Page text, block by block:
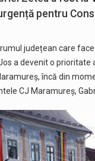
pentru
județean care
a devenit o prioritate
încă din
CJ Maramureș,